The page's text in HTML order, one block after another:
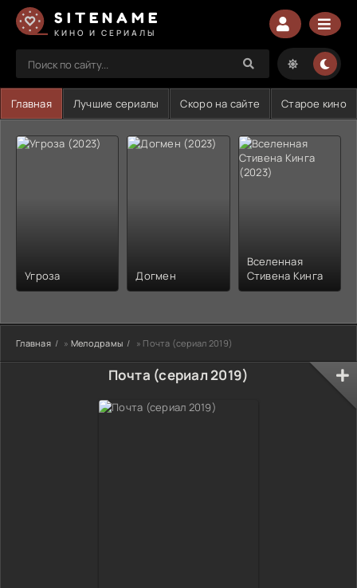
SITENAME
КИНО И СЕРИАЛЫ
Главная Лучшие сериалы Скоро на сайте Старое кино
Угроза Догмен
Вселенная
Стивена Кинга
Главная » Мелодрамы » Почта (сериал 2019)
Почта (сериал 2019)